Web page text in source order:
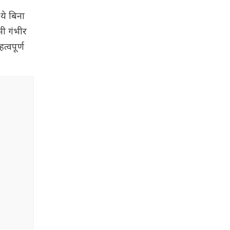
बिना
गंभीर